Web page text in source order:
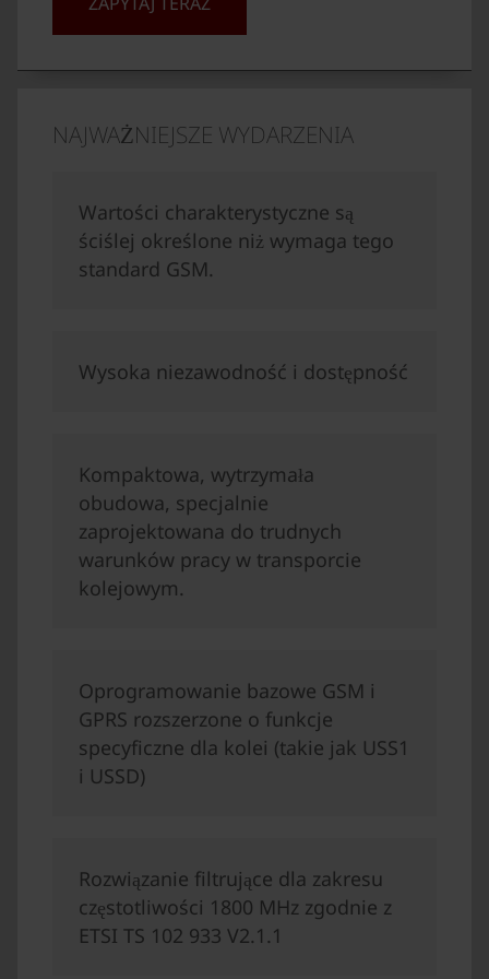
NAJWAŻNIEJSZE WYDARZENIA
Wartości charakterystyczne są
ściślej określone niż wymaga tego
standard GSM.
Wysoka niezawodność i dostępność
Kompaktowa, wytrzymała
obudowa, specjalnie
zaprojektowana do trudnych
warunków pracy w transporcie
kolejowym.
Oprogramowanie bazowe GSM i
GPRS rozszerzone o funkcje
specyficzne dla kolei (takie jak USS1
i USSD)
Rozwiązanie filtrujące dla zakresu
częstotliwości 1800 MHz zgodnie z
ETSI TS 102 933 V2.1.1